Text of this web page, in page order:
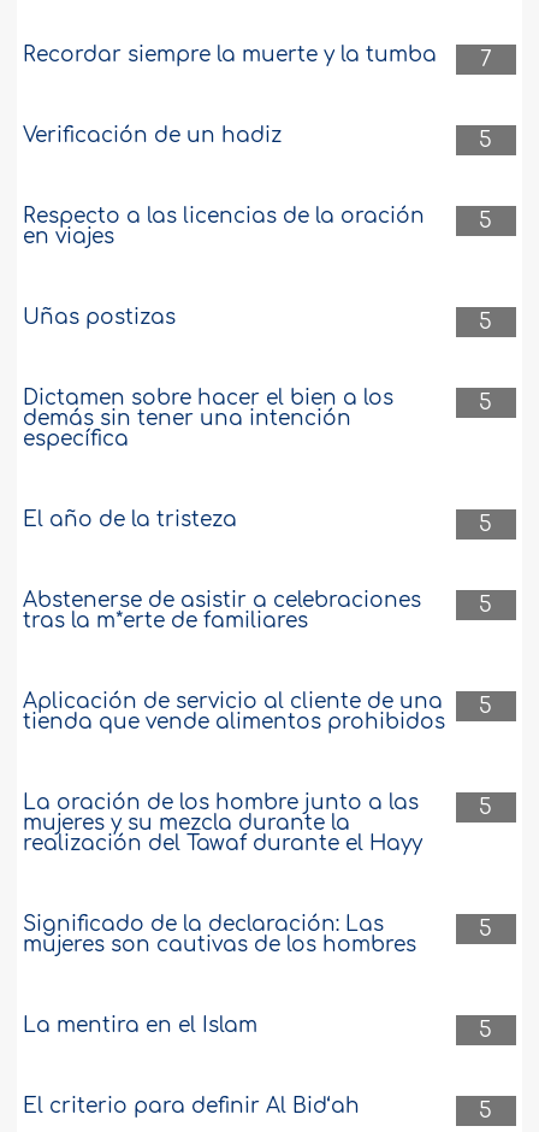
7
Recordar siempre la muerte y la tumba
5
Verificación de un hadiz
5
Respecto a las licencias de la oración
en viajes
5
Uñas postizas
5
Dictamen sobre hacer el bien a los
demás sin tener una intención
específica
5
El año de la tristeza
5
Abstenerse de asistir a celebraciones
tras la m*erte de familiares
5
Aplicación de servicio al cliente de una
tienda que vende alimentos prohibidos
5
La oración de los hombre junto a las
mujeres y su mezcla durante la
realización del Tawaf durante el Hayy
5
Significado de la declaración: Las
mujeres son cautivas de los hombres
5
La mentira en el Islam
5
El criterio para definir Al Bid‘ah